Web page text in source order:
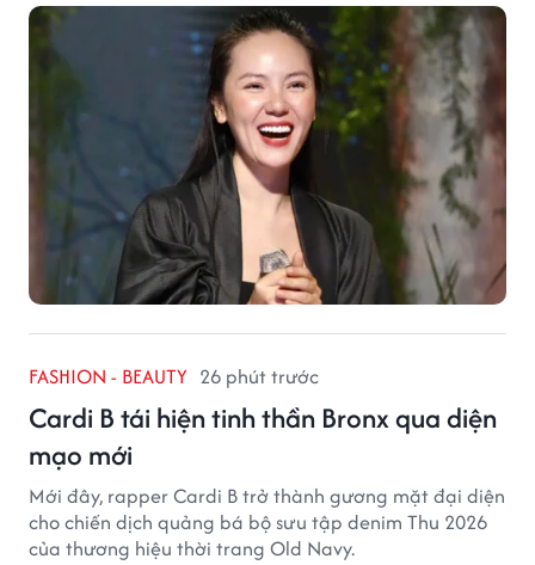
FASHION - BEAUTY 26 phút trước
Cardi B tái hiện tinh thần Bronx qua diện
mạo mới
Mới đây, rapper Cardi B trở thành gương mặt đại diện
cho chiến dịch quảng bá bộ sưu tập denim Thu 2026
của thương hiệu thời trang Old Navy.